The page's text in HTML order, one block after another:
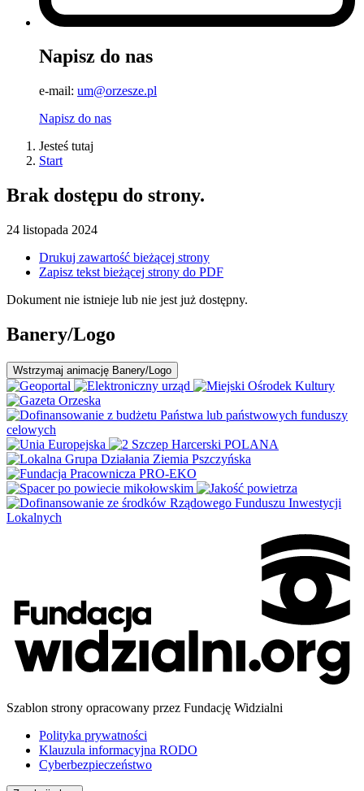
Napisz do nas
e-mail: um@orzesze.pl
Napisz do nas
Jesteś tutaj
Start
Brak dostępu do strony.
24 listopada 2024
Drukuj zawartość bieżącej strony
Zapisz tekst bieżącej strony do PDF
Dokument nie istnieje lub nie jest już dostępny.
Banery/Logo
Wstrzymaj animację Banery/Logo
Szablon strony opracowany przez Fundację Widzialni
Polityka prywatności
Klauzula informacyjna RODO
Cyberbezpieczeństwo